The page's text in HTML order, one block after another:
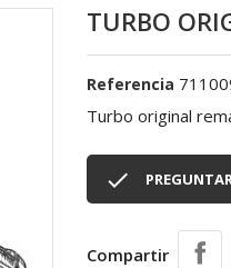
TURBO
Referencia
Turbo original

Compartir